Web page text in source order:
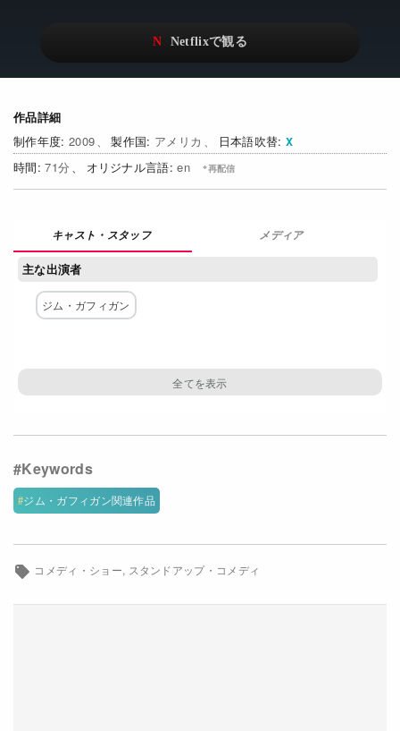
その他の国のTV番組
Netflix 高い評価の海外作品
Watchlist
Get Freaxフォーラム
作品詳細
2009
アメリカ
日本語吹替
71
en
メディア
主な出演者
ジム・ガフィガン
ジム・ガフィガン関連作品
コメディ・ショー スタンドアップ・コメディ